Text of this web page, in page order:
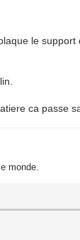
le support
ca passe
monde.